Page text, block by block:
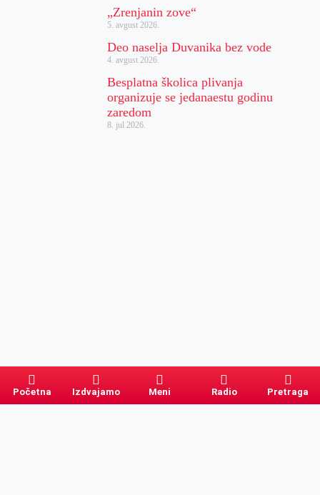
„Zrenjanin zove“
5. avgust 2026.
Deo naselja Duvanika bez vode
4. avgust 2026.
Besplatna školica plivanja
organizuje se jedanaestu godinu
zaredom
8. jul 2026.
Početna Izdvajamo Meni Radio Pretraga